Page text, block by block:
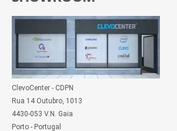
ClevoCenter - CDPN
Rua 14 Outubro, 1013
4430-053 V.N. Gaia
Porto - Portugal